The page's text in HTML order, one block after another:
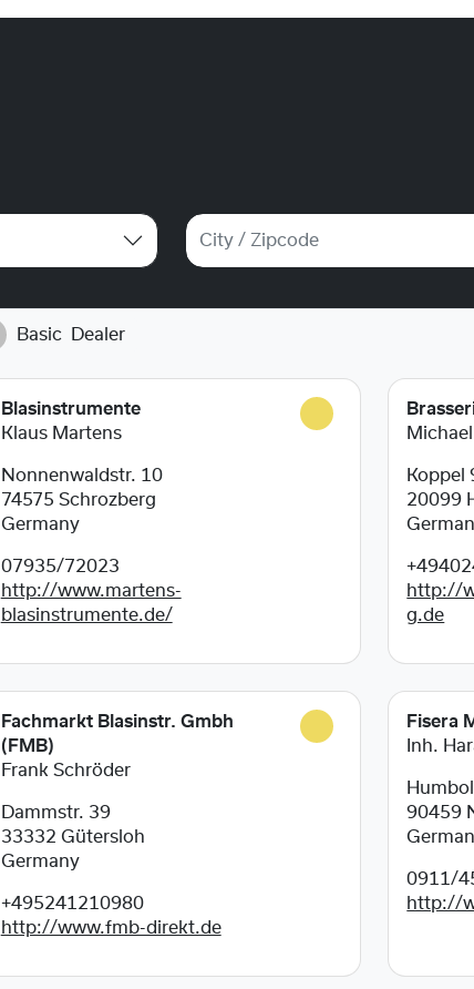
Basic Dealer
Blasinstrumente
Klaus Martens
Nonnenwaldstr. 10
74575 Schrozberg
Germany
07935/72023
http://www.martens-
blasinstrumente.de/
Koppel
20099
http://
g.de
Fachmarkt Blasinstr. Gmbh
(FMB)
Frank Schröder
Dammstr. 39
33332 Gütersloh
Germany
+495241210980
http://www.fmb-direkt.de
Fisera
Inh.
90459
0911/
http://